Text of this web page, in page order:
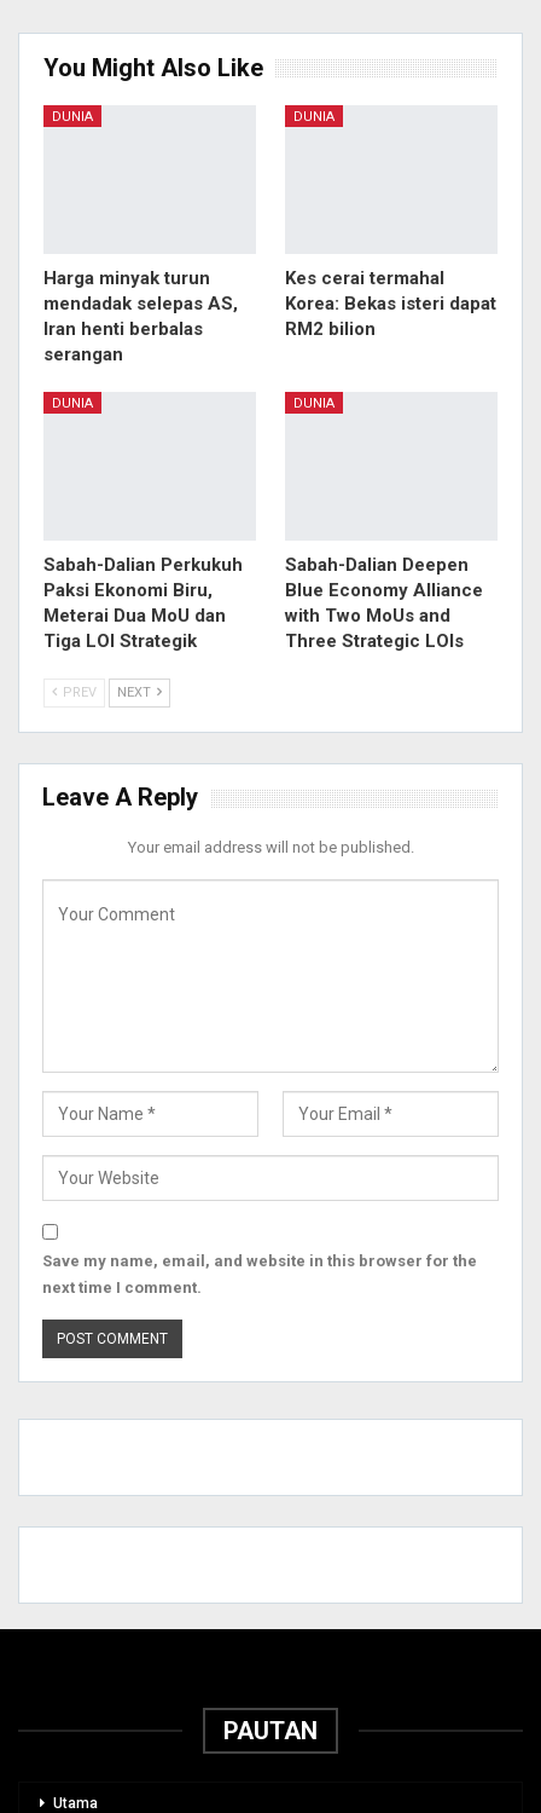
You Might Also Like
DUNIA
Harga minyak turun
mendadak selepas AS,
Iran henti berbalas
serangan
DUNIA
Kes cerai termahal
Korea: Bekas isteri dapat
RM2 bilion
DUNIA
Sabah-Dalian Perkukuh
Paksi Ekonomi Biru,
Meterai Dua MoU dan
Tiga LOI Strategik
DUNIA
Sabah-Dalian Deepen
Blue Economy Alliance
with Two MoUs and
Three Strategic LOIs
PREV NEXT
Leave A Reply
Your email address will not be published.
Save my name, email, and website in this browser for the
next time I comment.
PAUTAN
Utama